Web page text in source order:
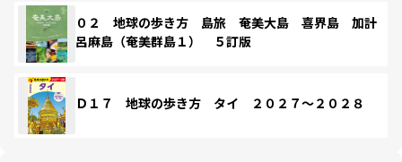
０２ 地球の歩き方 島旅 奄美大島 喜界島 加計
呂麻島（奄美群島１） ５訂版
Ｄ１７ 地球の歩き方 タイ ２０２７～２０２８